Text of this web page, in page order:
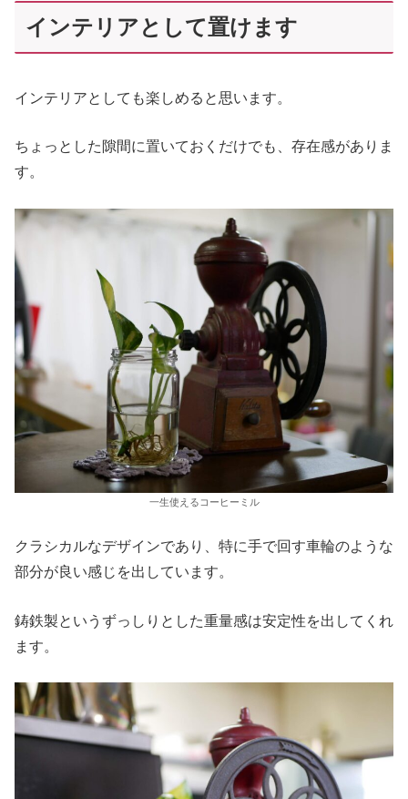
インテリアとして置けます
インテリアとしても楽しめると思います。
ちょっとした隙間に置いておくだけでも、存在感がありま
す。
一生使えるコーヒーミル
クラシカルなデザインであり、特に手で回す車輪のような
部分が良い感じを出しています。
鋳鉄製というずっしりとした重量感は安定性を出してくれ
ます。